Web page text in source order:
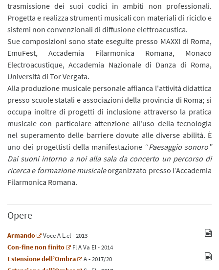
trasmissione dei suoi codici in ambiti non professionali.
Progetta e realizza strumenti musicali con materiali di riciclo e
sistemi non convenzionali di diffusione elettroacustica.
Sue composizioni sono state eseguite presso MAXXI di Roma,
EmuFest, Accademia Filarmonica Romana, Monaco
Electroacustique, Accademia Nazionale di Danza di Roma,
Università di Tor Vergata.
Alla produzione musicale personale affianca l'attività didattica
presso scuole statali e associazioni della provincia di Roma; si
occupa inoltre di progetti di inclusione attraverso la pratica
musicale con particolare attenzione all'uso della tecnologia
nel superamento delle barriere dovute alle diverse abilità. È
uno dei progettisti della manifestazione “Paesaggio sonoro”
Dai suoni intorno a noi alla sala da concerto un percorso di
ricerca e formazione musicaleorganizzato presso l’Accademia
Filarmonica Romana.
Opere
Armando VoceA L.el- 2013
Con-fine non finito FlAVa El- 2014
Estensione dell’Ombra A- 2017/20